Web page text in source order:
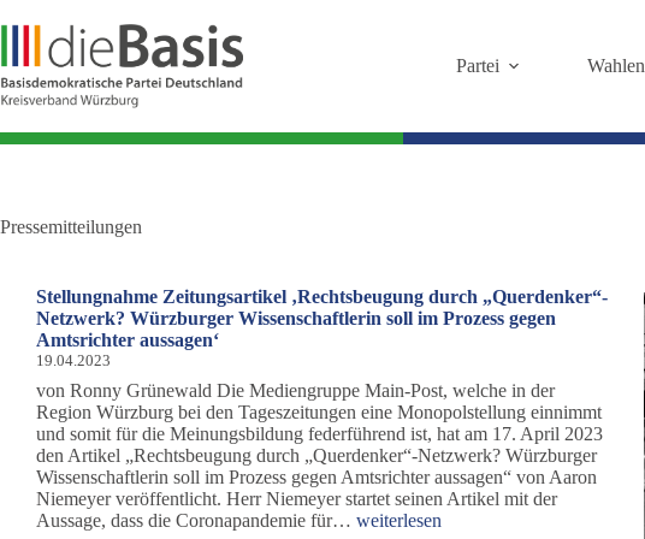
Inhalt
springen
Partei Wahlen
Pressemitteilungen
Stellungnahme Zeitungsartikel ‚Rechtsbeugung durch „Querdenker“-
Netzwerk? Würzburger Wissenschaftlerin soll im Prozess gegen
Amtsrichter aussagen‘
19.04.2023
von Ronny Grünewald Die Mediengruppe Main-Post, welche in der
Region Würzburg bei den Tageszeitungen eine Monopolstellung einnimmt
und somit für die Meinungsbildung federführend ist, hat am 17. April 2023
den Artikel „Rechtsbeugung durch „Querdenker“-Netzwerk? Würzburger
Wissenschaftlerin soll im Prozess gegen Amtsrichter aussagen“ von Aaron
Niemeyer veröffentlicht. Herr Niemeyer startet seinen Artikel mit der
Aussage, dass die Coronapandemie für…Stellungnahme
weiterlesen